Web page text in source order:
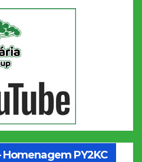
Homenagem PY2KC